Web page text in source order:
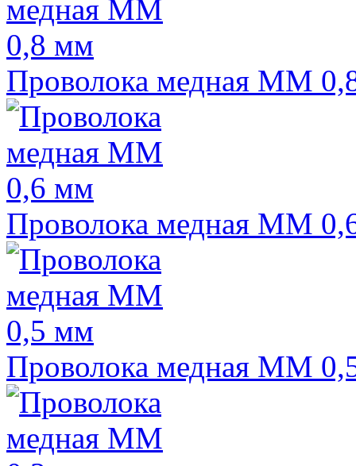
Проволока медная ММ
Проволока медная ММ
Проволока медная ММ